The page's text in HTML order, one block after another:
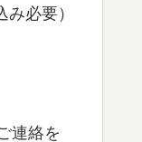
み必要）
連絡を